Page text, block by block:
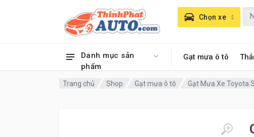
Danh mục sản
phẩm
Gạt mưa ô tô
Chọn xe
Trang chủ Shop Gạt mưa ô tô Gạt Mưa Xe Toyota